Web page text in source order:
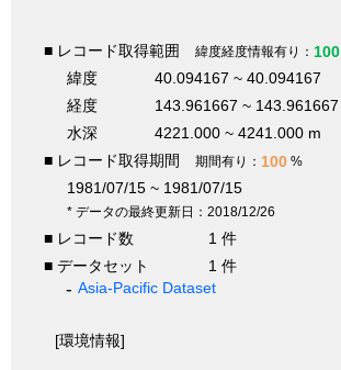
■ レコード取得範囲 緯度経度情報有り： 100
緯度
40.094167 ~ 40.094167
経度
143.961667 ~ 143.961667
水深
4221.000 ~ 4241.000 m
■ レコード取得期間
期間有り： 100 %
1981/07/15 ~ 1981/07/15
* データの最終更新日：2018/12/26
■ レコード数
1 件
■ データセット
1 件
Asia-Pacific Dataset
[環境情報]